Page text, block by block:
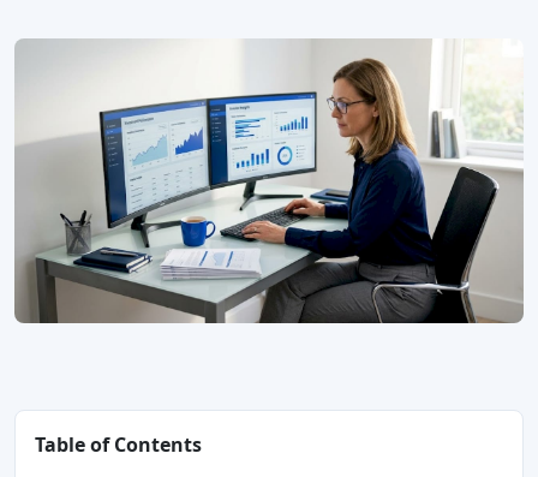
Table of Contents